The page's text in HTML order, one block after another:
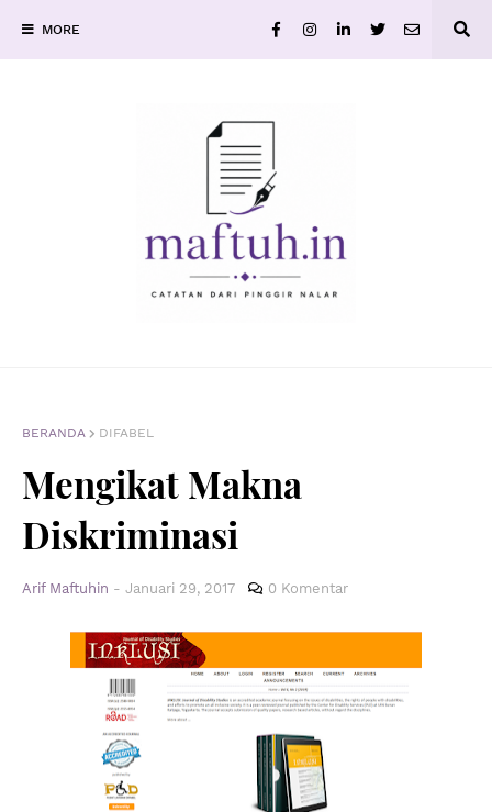
MORE
BERANDA DIFABEL
Mengikat Makna
Diskriminasi
Arif Maftuhin - Januari 29, 2017 0 Komentar